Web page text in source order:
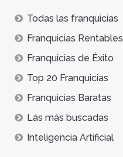
Todas las franquicias
Franquicias Rentables
Franquicias de Éxito
Top 20 Franquicias
Franquicias Baratas
Lás más buscadas
Inteligencia Artificial